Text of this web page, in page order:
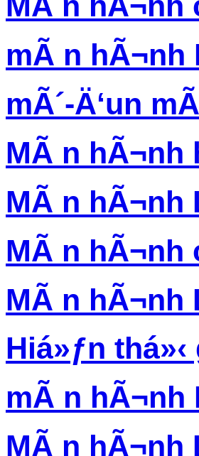
mÃ n hÃ¬nh
mÃ´-Ä‘un
MÃ n hÃ¬nh
MÃ n hÃ¬nh
MÃ n hÃ¬nh
MÃ n hÃ¬nh
Hiá»ƒn thá»‹
mÃ n hÃ¬nh
MÃ n hÃ¬nh